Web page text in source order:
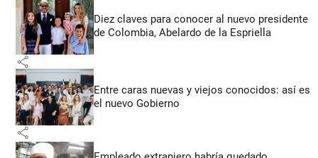
Diez claves para conocer al nuevo presidente
de Colombia, Abelardo de la Espriella
share
Entre caras nuevas y viejos conocidos: así es
el nuevo Gobierno
share